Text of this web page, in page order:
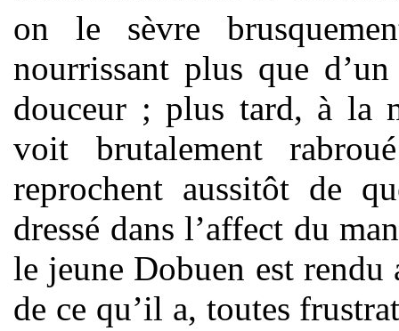
on le sèvre
nourrissant plus que
douceur ; plus tard, à la
voit brutalement
reprochent aussitôt de
dressé dans l’affect du
le jeune Dobuen est rendu
de ce qu’il a, toutes